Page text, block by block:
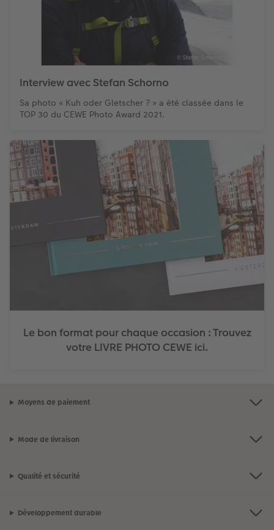
Interview avec Stefan Schorno
Sa photo « Kuh oder Gletscher ? » a été classée dans le
TOP 30 du CEWE Photo Award 2021.
Le bon format pour chaque occasion : Trouvez
votre LIVRE PHOTO CEWE ici.
Moyens de paiement
Mode de livraison
Qualité et sécurité
Développement durable